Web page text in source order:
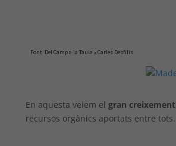
En aquesta veiem el gran creixement
recursos orgànics aportats entre tots.